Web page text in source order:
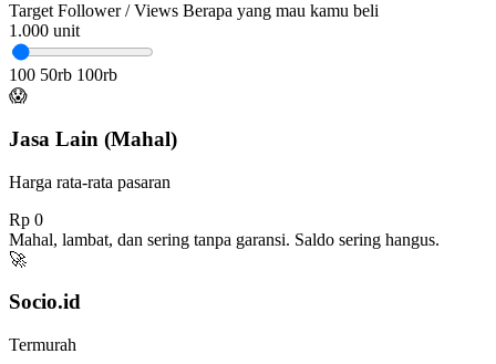
Target Follower / Views Berapa yang mau kamu beli
1.000 unit
100 50rb 100rb
😱
Jasa Lain (Mahal)
Harga rata-rata pasaran
Rp 0
Mahal, lambat, dan sering tanpa garansi. Saldo sering hangus.
🚀
Socio.id
Termurah